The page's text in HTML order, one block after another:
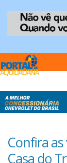
Home
Anuncie
Confira
Casa do